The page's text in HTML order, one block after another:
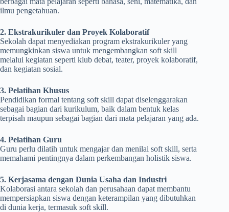
ilmu pengetahuan.
2. Ekstrakurikuler dan Proyek Kolaboratif
Sekolah dapat menyediakan program ekstrakurikuler yang
memungkinkan siswa untuk mengembangkan soft skill
melalui kegiatan seperti klub debat, teater, proyek kolaboratif,
dan kegiatan sosial.
3. Pelatihan Khusus
Pendidikan formal tentang soft skill dapat diselenggarakan
sebagai bagian dari kurikulum, baik dalam bentuk kelas
terpisah maupun sebagai bagian dari mata pelajaran yang ada.
4. Pelatihan Guru
Guru perlu dilatih untuk mengajar dan menilai soft skill, serta
memahami pentingnya dalam perkembangan holistik siswa.
5. Kerjasama dengan Dunia Usaha dan Industri
Kolaborasi antara sekolah dan perusahaan dapat membantu
mempersiapkan siswa dengan keterampilan yang dibutuhkan
di dunia kerja, termasuk soft skill.